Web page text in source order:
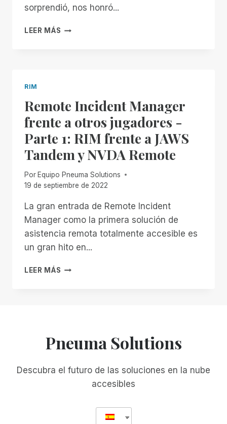
sorprendió, nos honró...
LEER MÁS UN
SUS
NECESIDADES
TECNOLÓGICAS:
LA
OPINIÓN
DE
USUARIO
SOBRE
INCIDENT
MANAGER
RIM
Remote Incident Manager
frente a otros jugadores -
Parte 1: RIM frente a JAWS
Tandem y NVDA Remote
Por Equipo Pneuma Solutions
19 de septiembre de 2022
La gran entrada de Remote Incident
Manager como la primera solución de
asistencia remota totalmente accesible es
un gran hito en...
LEER MÁS REMOTE
-
RIM
Pneuma Solutions
Descubra el futuro de las soluciones en la nube
accesibles